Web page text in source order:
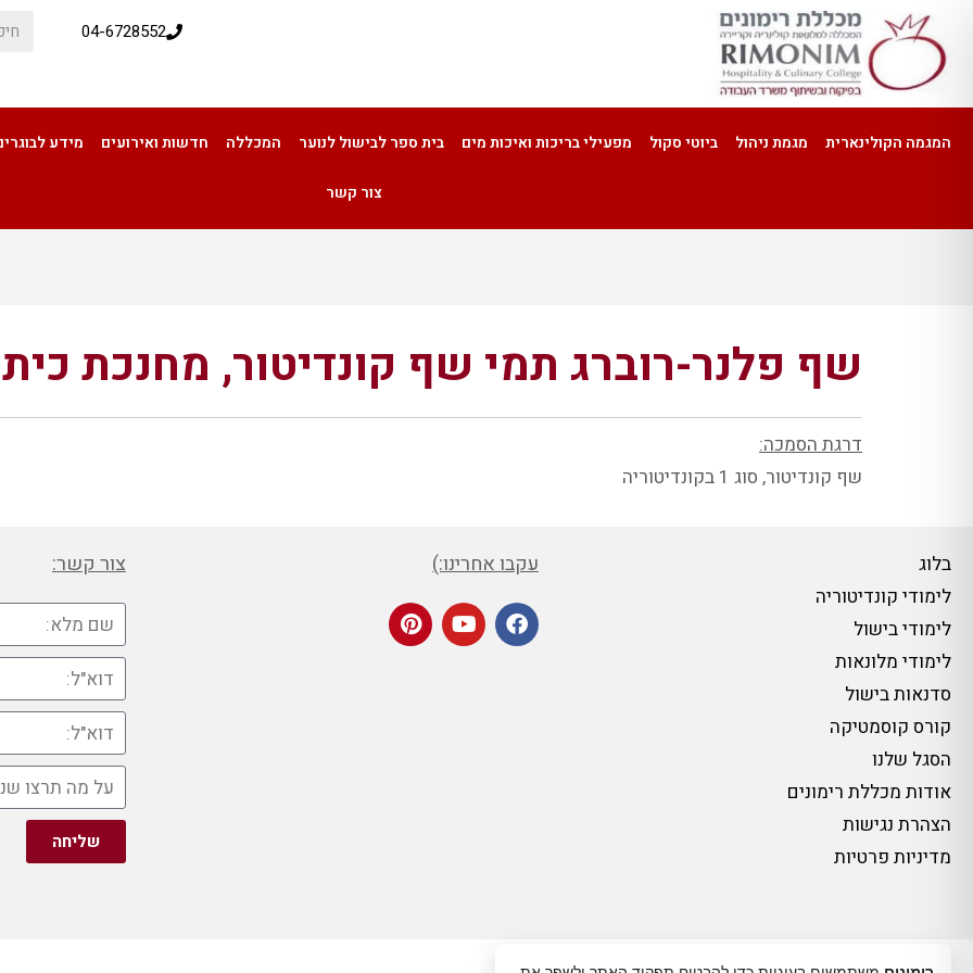
04-6728552
המגמה הקולינארית מגמת ניהול ביוטי סקול מפעילי בריכות ואיכות מים בית ספר לבישול לנוער המכללה חדשות ואירועים מידע
צור קשר
שף פלנר-רוברג תמי שף קונדיטור, מחנכת כיתה ומרצה שף פלנר-רוברג תמי שף קונדיטור, מחנכת
דרגת הסמכה:
שף קונדיטור, סוג 1 בקונדיטוריה
בלוג
לימודי קונדיטוריה
לימודי בישול
לימודי מלונאות
סדנאות בישול
קורס קוסמטיקה
הסגל שלנו
אודות מכללת רימונים
הצהרת נגישות
מדיניות פרטיות
עקבו אחרינו:) צור קשר:
שליחה